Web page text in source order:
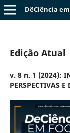
DêCiência
Edição Atual
v. 8 n. 1 (2024):
PERSPECTIVAS E